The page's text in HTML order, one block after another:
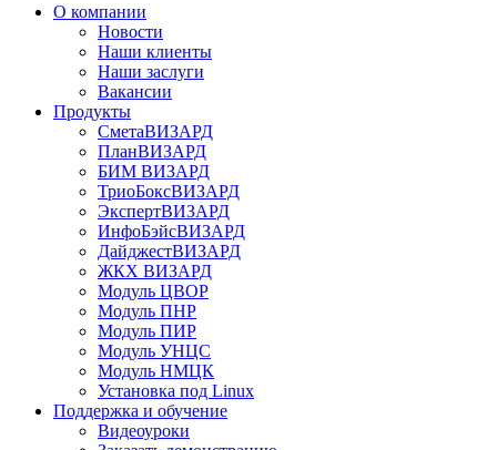
О компании
Новости
Наши клиенты
Наши заслуги
Вакансии
Продукты
СметаВИЗАРД
ПланВИЗАРД
БИМ ВИЗАРД
ТриоБоксВИЗАРД
ЭкспертВИЗАРД
ИнфоБэйсВИЗАРД
ДайджестВИЗАРД
ЖКХ ВИЗАРД
Модуль ЦВОР
Модуль ПНР
Модуль ПИР
Модуль УНЦС
Модуль НМЦК
Установка под Linux
Поддержка и обучение
Видеоуроки